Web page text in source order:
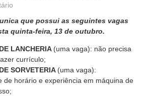
que possui as seguintes vagas
quinta-feira, 13 de outubro.
LANCHERIA (uma vaga): não precisa
currículo;
SORVETERIA (uma vaga):
de horário e experiência em máquina de